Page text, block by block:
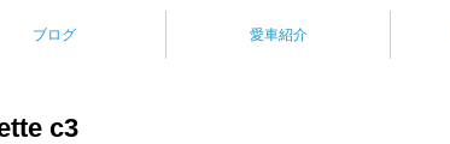
ブログ 愛車紹介
c3